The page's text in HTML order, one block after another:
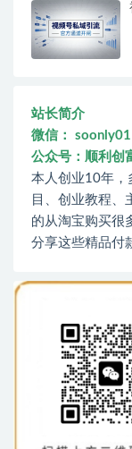
站长简介
微信： soonly01
公众号：顺利创
本人创业10年，
目、创业教程、
的从淘宝购买很
分享这些精品付